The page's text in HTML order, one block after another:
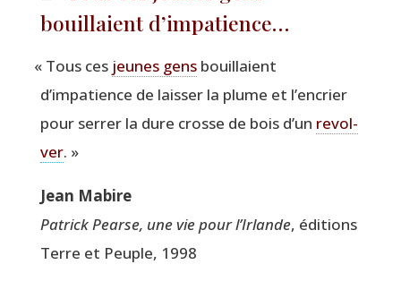
bouillaient d’impatience…
« Tous ces jeunes gens bouillaient
d’impatience de lais­ser la plume et l’encrier
pour ser­rer la dure crosse de bois d’un revol­
ver. »
Jean Mabire
Patrick Pearse, une vie pour l’Irlande, édi­tions
Terre et Peuple, 1998